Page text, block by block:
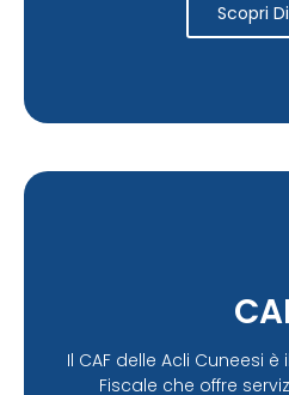
Scopri
Il CAF delle Acli Cuneesi
Fiscale che offre